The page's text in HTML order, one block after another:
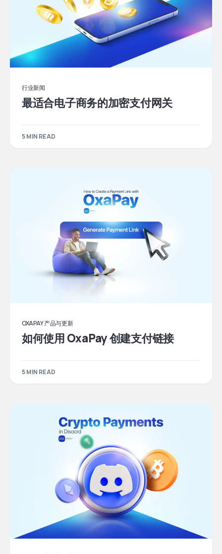
行业新闻
最适合电子商务的加密支付网关
5 MIN READ
OXAPAY 产品与更新
如何使用 OxaPay 创建支付链接
5 MIN READ